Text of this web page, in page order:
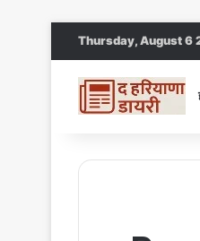
Thursday, August 6